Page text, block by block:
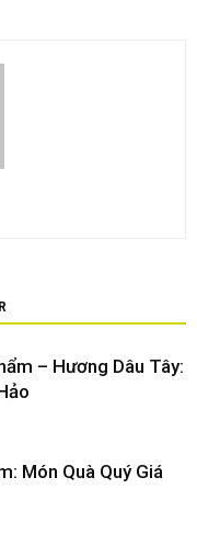
– Hương Dâu Tây:
Món Quà Quý Giá